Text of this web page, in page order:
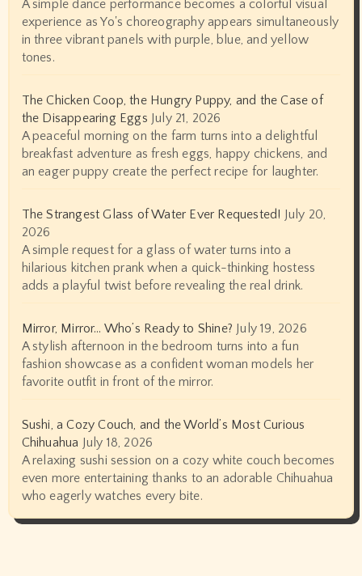
A simple dance performance becomes a colorful visual
experience as Yo's choreography appears simultaneously
in three vibrant panels with purple, blue, and yellow
tones.
The Chicken Coop, the Hungry Puppy, and the Case of
the Disappearing Eggs July 21, 2026
A peaceful morning on the farm turns into a delightful
breakfast adventure as fresh eggs, happy chickens, and
an eager puppy create the perfect recipe for laughter.
The Strangest Glass of Water Ever Requested! July 20,
2026
A simple request for a glass of water turns into a
hilarious kitchen prank when a quick-thinking hostess
adds a playful twist before revealing the real drink.
Mirror, Mirror… Who’s Ready to Shine? July 19, 2026
A stylish afternoon in the bedroom turns into a fun
fashion showcase as a confident woman models her
favorite outfit in front of the mirror.
Sushi, a Cozy Couch, and the World’s Most Curious
Chihuahua July 18, 2026
A relaxing sushi session on a cozy white couch becomes
even more entertaining thanks to an adorable Chihuahua
who eagerly watches every bite.